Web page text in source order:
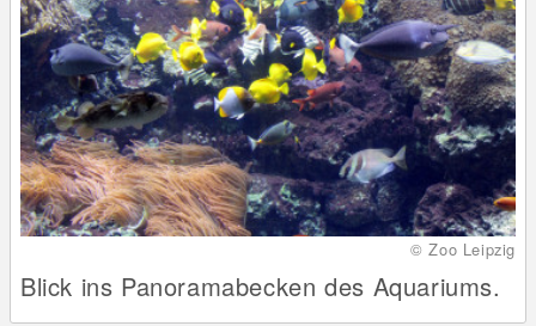
© Zoo Leipzig
Blick ins Panoramabecken des Aquariums.